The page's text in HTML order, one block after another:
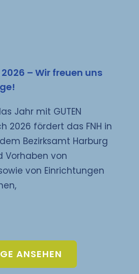
– Wir freuen uns
Jahr mit GUTEN
2026 fördert das FNH in
Bezirksamt Harburg
Vorhaben von
von Einrichtungen
ANSEHEN
to go
Podcast
rund ums
an die
Tipps, spannende
neue Impulse
REINHÖREN